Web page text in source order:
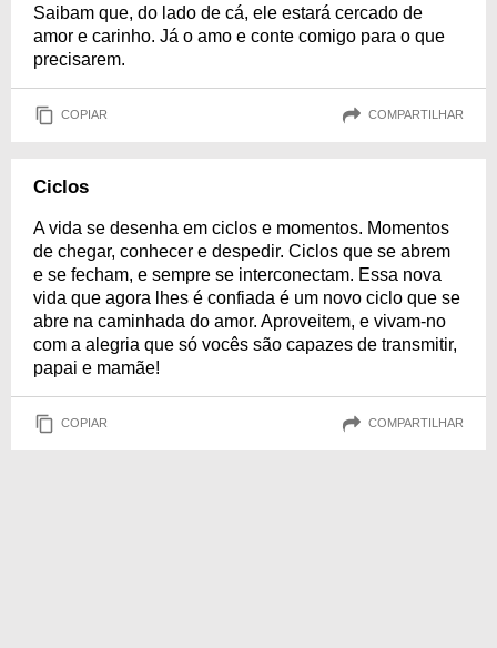
Saibam que, do lado de cá, ele estará cercado de
amor e carinho. Já o amo e conte comigo para o que
precisarem.
COPIAR COMPARTILHAR
Ciclos
A vida se desenha em ciclos e momentos. Momentos
de chegar, conhecer e despedir. Ciclos que se abrem
e se fecham, e sempre se interconectam. Essa nova
vida que agora lhes é confiada é um novo ciclo que se
abre na caminhada do amor. Aproveitem, e vivam-no
com a alegria que só vocês são capazes de transmitir,
papai e mamãe!
COPIAR COMPARTILHAR